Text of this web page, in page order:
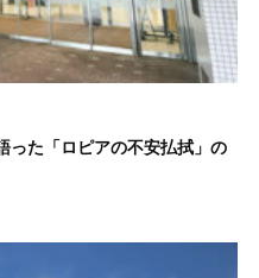
った「ロピアの不安払拭」の